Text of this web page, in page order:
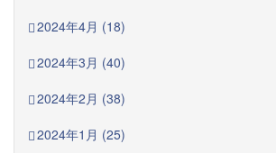
2024年4月 (18)
2024年3月 (40)
2024年2月 (38)
2024年1月 (25)